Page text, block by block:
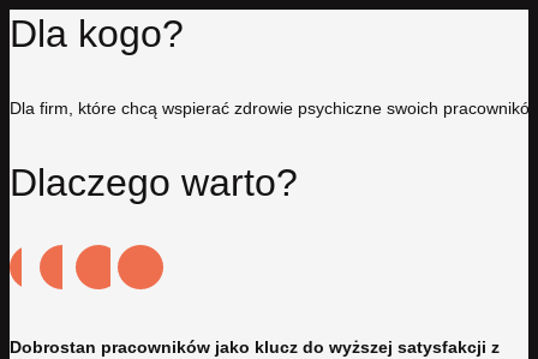
Dla kogo?
Dla firm, które chcą wspierać zdrowie psychiczne swoich
Dlaczego warto?
Dobrostan pracowników jako klucz do wyższej satysfakcji z